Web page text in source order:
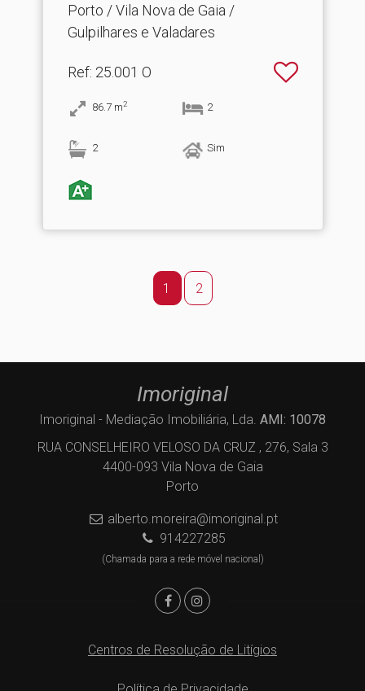
Porto / Vila Nova de Gaia /
Gulpilhares e Valadares
Ref: 25.001 O
86.7 m2 2
2 Sim
1 2
Imoriginal
Imoriginal - Mediação Imobiliária, Lda. AMI: 10078
RUA CONSELHEIRO VELOSO DA CRUZ , 276, Sala 3
4400-093 Vila Nova de Gaia
Porto
alberto.moreira@imoriginal.pt
914227285
(Chamada para a rede móvel nacional)
Centros de Resolução de Litígios